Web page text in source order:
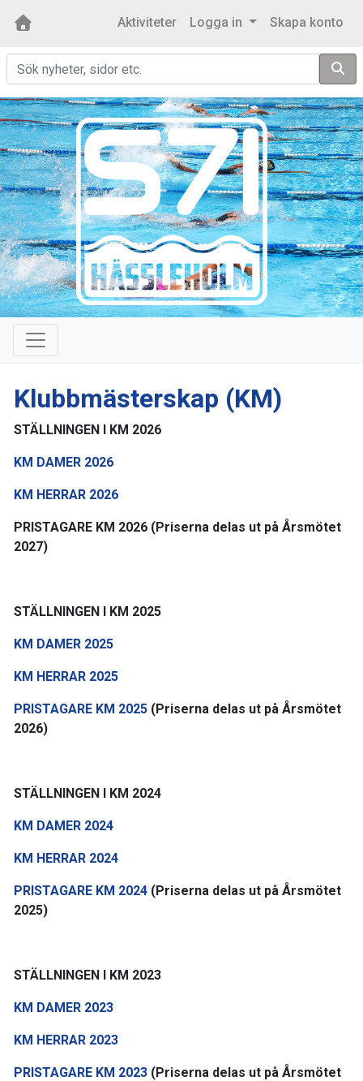
Aktiviteter Logga in Skapa konto
Sök
Klubbmästerskap (KM)
STÄLLNINGEN I KM 2026
KM DAMER 2026
KM HERRAR 2026
PRISTAGARE KM 2026 (Priserna delas ut på Årsmötet
2027)
STÄLLNINGEN I KM 2025
KM DAMER 2025
KM HERRAR 2025
PRISTAGARE KM 2025 (Priserna delas ut på Årsmötet
2026)
STÄLLNINGEN I KM 2024
KM DAMER 2024
KM HERRAR 2024
PRISTAGARE KM 2024 (Priserna delas ut på Årsmötet
2025)
STÄLLNINGEN I KM 2023
KM DAMER 2023
KM HERRAR 2023
PRISTAGARE KM 2023 (Priserna delas ut på Årsmötet